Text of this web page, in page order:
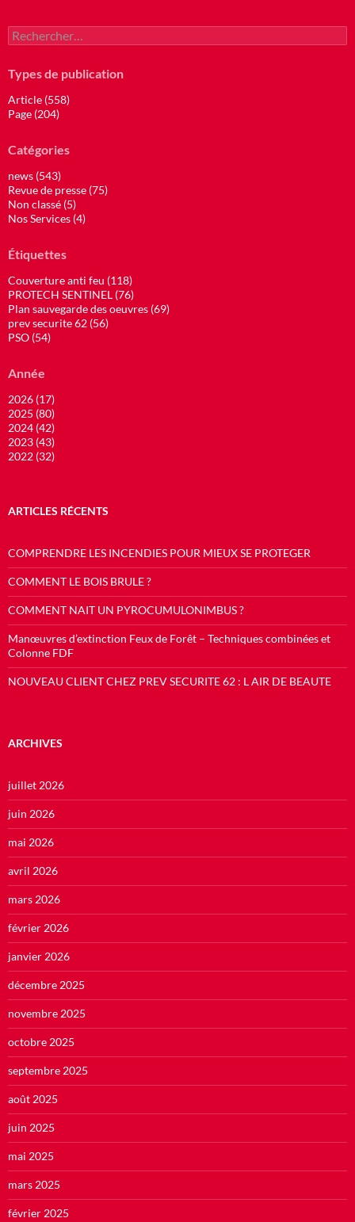
Rechercher :
Types de publication
Article (558)
Page (204)
Catégories
news (543)
Revue de presse (75)
Non classé (5)
Nos Services (4)
Étiquettes
Couverture anti feu (118)
PROTECH SENTINEL (76)
Plan sauvegarde des oeuvres (69)
prev securite 62 (56)
PSO (54)
Année
2026 (17)
2025 (80)
2024 (42)
2023 (43)
2022 (32)
ARTICLES RÉCENTS
COMPRENDRE LES INCENDIES POUR MIEUX SE PROTEGER
COMMENT LE BOIS BRULE ?
COMMENT NAIT UN PYROCUMULONIMBUS ?
Manœuvres d’extinction Feux de Forêt – Techniques combinées et
Colonne FDF
NOUVEAU CLIENT CHEZ PREV SECURITE 62 : L AIR DE BEAUTE
ARCHIVES
juillet 2026
juin 2026
mai 2026
avril 2026
mars 2026
février 2026
janvier 2026
décembre 2025
novembre 2025
octobre 2025
septembre 2025
août 2025
juin 2025
mai 2025
mars 2025
février 2025